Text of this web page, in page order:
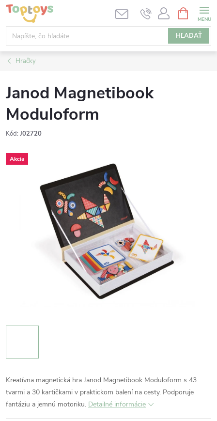
Prejsť
obsah
HĽADAŤ
KOŠÍK
Hračky
Janod Magnetibook
Moduloform
Kód: J02720
Akcia
Kreatívna magnetická hra Janod Magnetibook Moduloform s 43
tvarmi a 30 kartičkami v praktickom balení na cesty. Podporuje
fantáziu a jemnú motoriku. Detailné informácie